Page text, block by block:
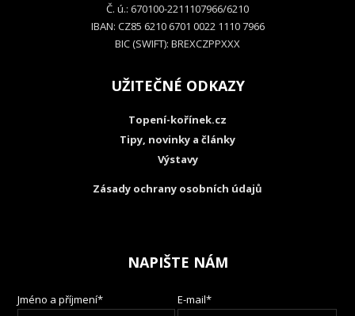
Č. ú.: 670100-2211107966/6210
IBAN: CZ85 6210 6701 0022 1110 7966
BIC (SWIFT): BREXCZPPXXX
UŽITEČNÉ ODKAZY
Topení-kořínek.cz
Tipy, novinky a články
Výstavy
Zásady ochrany osobních údajů
NAPIŠTE NÁM
Jméno a příjmení* E-mail*